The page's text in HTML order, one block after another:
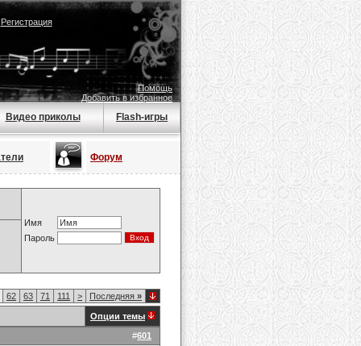
Регистрация
Помощь
Добавить в избранное
Видео приколы Flash-игры
Форум
Имя
Пароль
62 63 71 111 > Последняя »
Опции темы
#601